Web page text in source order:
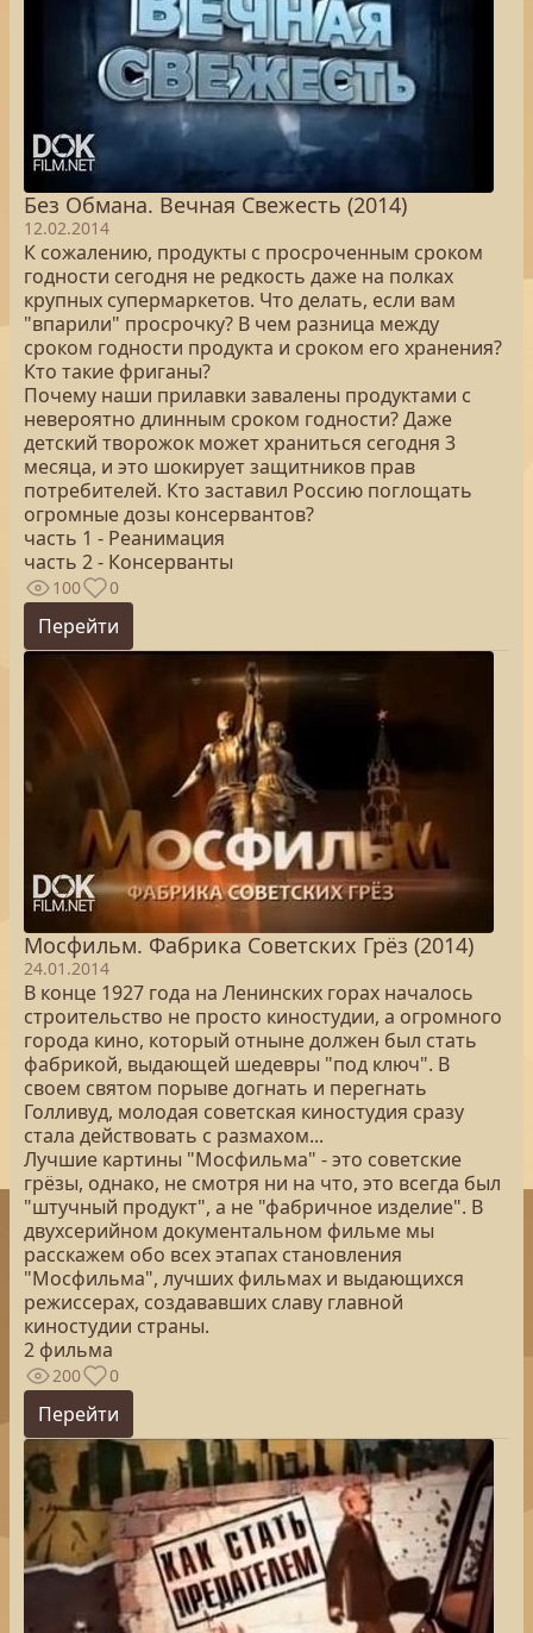
Без Обмана. Вечная Свежесть (2014)
12.02.2014
К сожалению, продукты с просроченным сроком
годности сегодня не редкость даже на полках
крупных супермаркетов. Что делать, если вам
"впарили" просрочку? В чем разница между
сроком годности продукта и сроком его хранения?
Кто такие фриганы?
Почему наши прилавки завалены продуктами с
невероятно длинным сроком годности? Даже
детский творожок может храниться сегодня 3
месяца, и это шокирует защитников прав
потребителей. Кто заставил Россию поглощать
огромные дозы консервантов?
часть 1 - Реанимация
часть 2 - Консерванты
100 0
Перейти
Мосфильм. Фабрика Советских Грёз (2014)
24.01.2014
В конце 1927 года на Ленинских горах началось
строительство не просто киностудии, а огромного
города кино, который отныне должен был стать
фабрикой, выдающей шедевры "под ключ". В
своем святом порыве догнать и перегнать
Голливуд, молодая советская киностудия сразу
стала действовать с размахом...
Лучшие картины "Мосфильма" - это советские
грёзы, однако, не смотря ни на что, это всегда был
"штучный продукт", а не "фабричное изделие". В
двухсерийном документальном фильме мы
расскажем обо всех этапах становления
"Мосфильма", лучших фильмах и выдающихся
режиссерах, создававших славу главной
киностудии страны.
2 фильма
200 0
Перейти